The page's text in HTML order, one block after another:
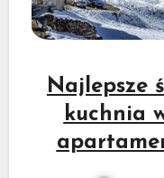
Najlepsze
kuchnia